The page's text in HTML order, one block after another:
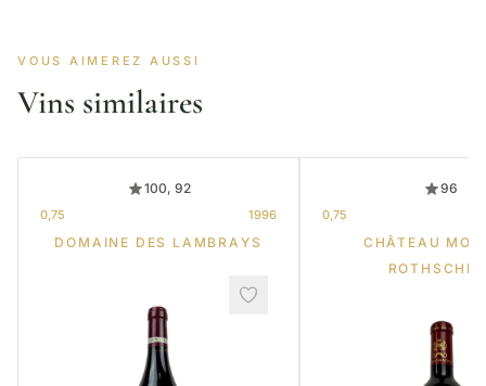
VOUS AIMEREZ AUSSI
Vins similaires
100, 92
0,75 1996
DOMAINE DES LAMBRAYS
96
0,75
CHÂTEAU